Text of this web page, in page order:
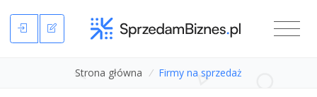
Strona główna / Firmy na sprzedaż